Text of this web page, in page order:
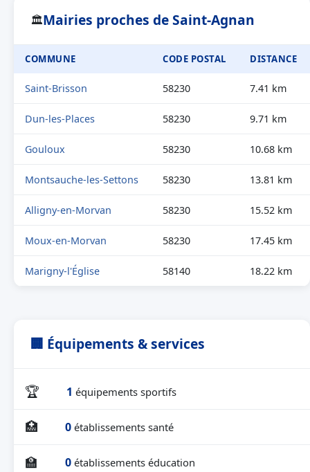
🏛Mairies proches de Saint-Agnan
COMMUNE CODE POSTAL DISTANCE
Saint-Brisson 58230 7.41 km
Dun-les-Places 58230 9.71 km
Gouloux 58230 10.68 km
Montsauche-les-Settons 58230 13.81 km
Alligny-en-Morvan 58230 15.52 km
Moux-en-Morvan 58230 17.45 km
Marigny-l'Église 58140 18.22 km
🏢 Équipements & services
🏆 1 équipements sportifs
🏥 0 établissements santé
🏫 0 établissements éducation